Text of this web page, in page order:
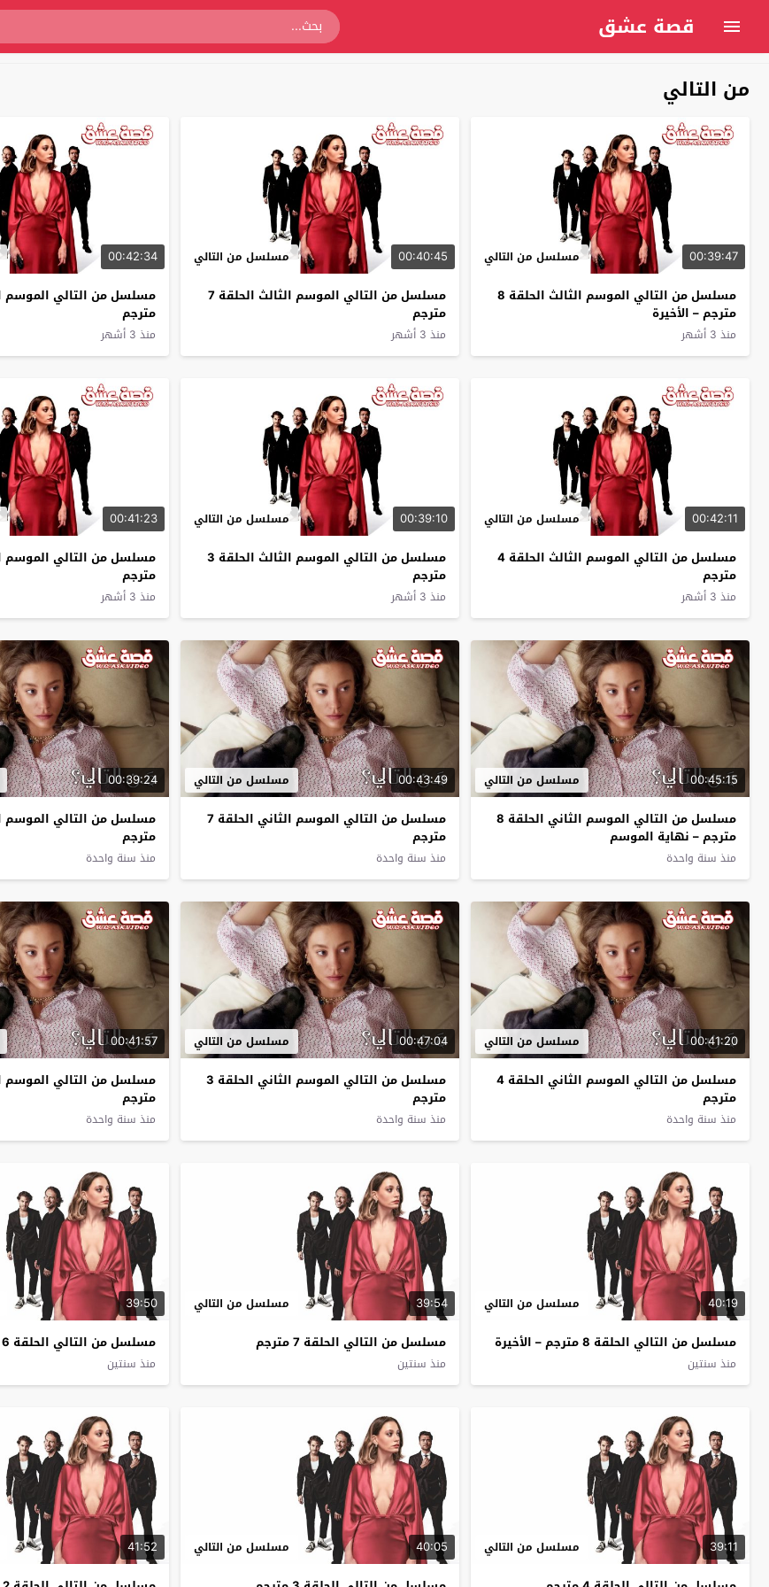
قصة عشق
من التالي
00:39:47 مسلسل من التالي
مسلسل من التالي الموسم الثالث الحلقة 8
مترجم – الأخيرة
منذ 3 أشهر
00:40:45 مسلسل من التالي
مسلسل من التالي الموسم الثالث الحلقة 7
مترجم
منذ 3 أشهر
00:42:34
مترجم
منذ 3 أشهر
00:42:11 مسلسل من التالي
مسلسل من التالي الموسم الثالث الحلقة 4
مترجم
منذ 3 أشهر
00:39:10 مسلسل من التالي
مسلسل من التالي الموسم الثالث الحلقة 3
مترجم
منذ 3 أشهر
00:41:23
مترجم
منذ 3 أشهر
00:45:15 مسلسل من التالي
مسلسل من التالي الموسم الثاني الحلقة 8
مترجم – نهاية الموسم
منذ سنة واحدة
00:43:49 مسلسل من التالي
مسلسل من التالي الموسم الثاني الحلقة 7
مترجم
منذ سنة واحدة
00:39:24
مترجم
منذ سنة واحدة
00:41:20 مسلسل من التالي
مسلسل من التالي الموسم الثاني الحلقة 4
مترجم
منذ سنة واحدة
00:47:04 مسلسل من التالي
مسلسل من التالي الموسم الثاني الحلقة 3
مترجم
منذ سنة واحدة
00:41:57
مترجم
منذ سنة واحدة
40:19 مسلسل من التالي
مسلسل من التالي الحلقة 8 مترجم – الأخيرة
منذ سنتين
39:54 مسلسل من التالي
مسلسل من التالي الحلقة 7 مترجم
منذ سنتين
39:50
مسلسل من التالي الحلقة 6 مترجم
منذ سنتين
39:11 مسلسل من التالي 40:05 مسلسل من التالي 41:52